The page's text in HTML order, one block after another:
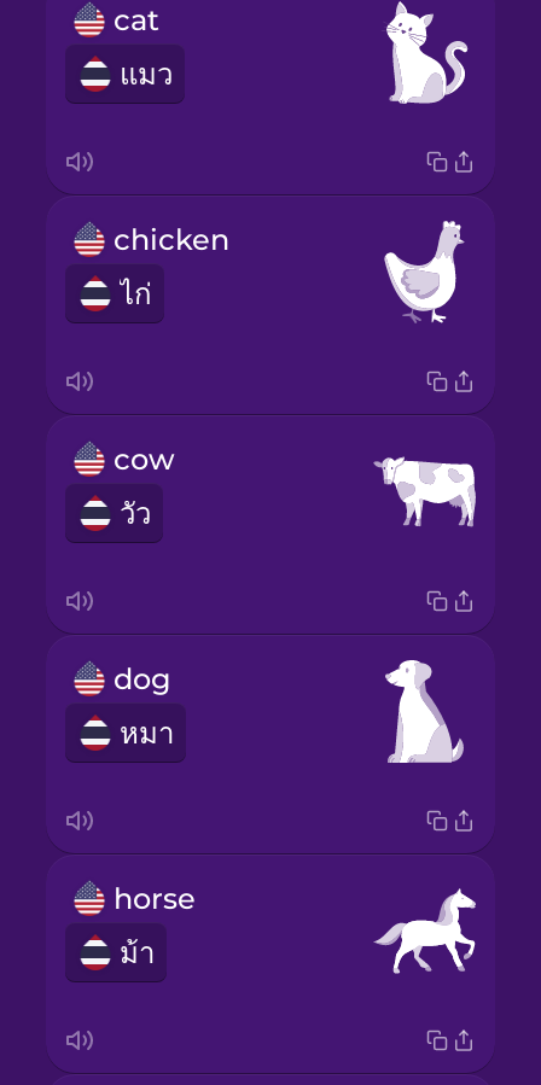
cat
แมว
chicken
ไก่
cow
วัว
dog
หมา
horse
ม้า